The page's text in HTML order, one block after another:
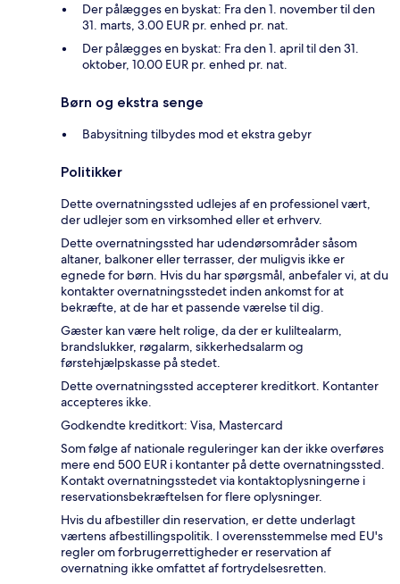
Der pålægges en byskat: Fra den 1. november til den
31. marts, 3.00 EUR pr. enhed pr. nat.
Der pålægges en byskat: Fra den 1. april til den 31.
oktober, 10.00 EUR pr. enhed pr. nat.
Børn og ekstra senge
Babysitning tilbydes mod et ekstra gebyr
Politikker
Dette overnatningssted udlejes af en professionel vært,
der udlejer som en virksomhed eller et erhverv.
Dette overnatningssted har udendørsområder såsom
altaner, balkoner eller terrasser, der muligvis ikke er
egnede for børn. Hvis du har spørgsmål, anbefaler vi, at du
kontakter overnatningsstedet inden ankomst for at
bekræfte, at de har et passende værelse til dig.
Gæster kan være helt rolige, da der er kuliltealarm,
brandslukker, røgalarm, sikkerhedsalarm og
førstehjælpskasse på stedet.
Dette overnatningssted accepterer kreditkort. Kontanter
accepteres ikke.
Godkendte kreditkort: Visa, Mastercard
Som følge af nationale reguleringer kan der ikke overføres
mere end 500 EUR i kontanter på dette overnatningssted.
Kontakt overnatningsstedet via kontaktoplysningerne i
reservationsbekræftelsen for flere oplysninger.
Hvis du afbestiller din reservation, er dette underlagt
værtens afbestillingspolitik. I overensstemmelse med EU's
regler om forbrugerrettigheder er reservation af
overnatning ikke omfattet af fortrydelsesretten.